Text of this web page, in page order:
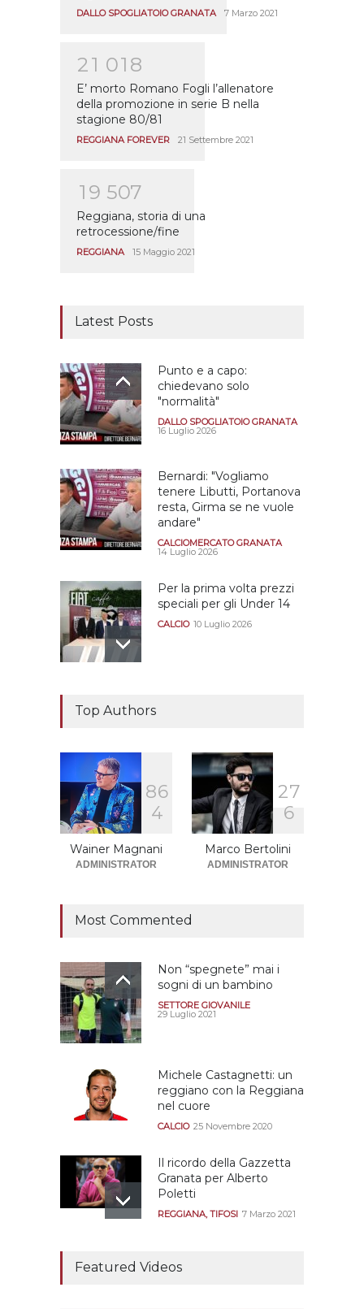
DALLO SPOGLIATOIO GRANATA 7 Marzo 2021
21 01 8
E’ morto Romano Fogli l’allenatore
della promozione in serie B nella
stagione 80/81
REGGIANA FOREVER 21 Settembre 2021
1 9 507
Reggiana, storia di una
retrocessione/fine
REGGIANA 15 Maggio 2021
Latest Posts
Punto e a capo:
chiedevano solo
"normalità"
DALLO SPOGLIATOIO GRANATA
16 Luglio 2026
Bernardi: "Vogliamo
tenere Libutti, Portanova
resta, Girma se ne vuole
andare"
CALCIOMERCATO GRANATA
14 Luglio 2026
Per la prima volta prezzi
speciali per gli Under 14
CALCIO 10 Luglio 2026
Sono solo sette le
squadre che sono state
promosse la stagione
successiva alla
retrocessione
Top Authors
86
4
Wainer Magnani
ADMINISTRATOR
27
6
Marco Bertolini
ADMINISTRATOR
Most Commented
Non “spegnete” mai i
sogni di un bambino
SETTORE GIOVANILE
29 Luglio 2021
Michele Castagnetti: un
reggiano con la Reggiana
nel cuore
CALCIO 25 Novembre 2020
Il ricordo della Gazzetta
Granata per Alberto
Poletti
REGGIANA, TIFOSI 7 Marzo 2021
assistere agli allenamenti
Featured Videos